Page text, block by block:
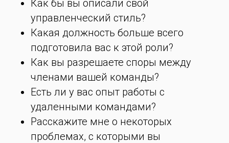
Как бы вы описали свой
управленческий стиль?
Какая должность больше всего
подготовила вас к этой роли?
Как вы разрешаете споры между
членами вашей команды?
Есть ли у вас опыт работы с
удаленными командами?
Расскажите мне о некоторых
проблемах, с которыми вы